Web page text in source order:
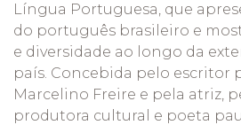
Língua Portuguesa, que
do português brasileiro e
e diversidade ao longo da
país. Concebida pelo escritor
Marcelino Freire e pela atriz,
produtora cultural e poeta